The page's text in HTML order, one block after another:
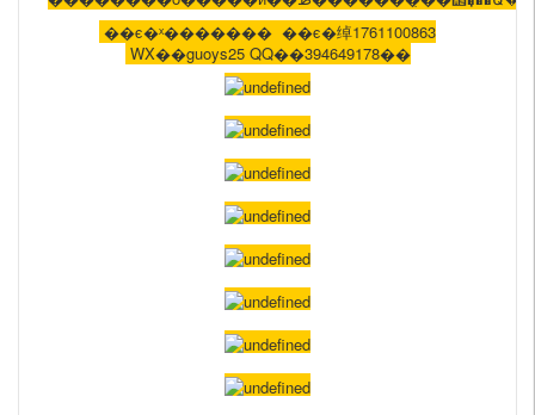
��ϵ�ˣ������� ��ϵ�绰1761100863
WX��guoys25 QQ��394649178��